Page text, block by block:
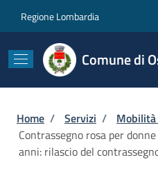
Regione Lombardia
Comune di
Briciole di
Home / Servizi /
Contrassegno rosa per
anni: rilascio del